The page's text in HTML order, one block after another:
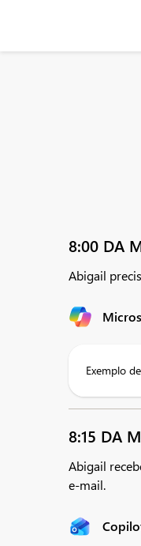
8:00 DA
Abigail
Exemplo
8:15 DA
Abigail
e-mail.